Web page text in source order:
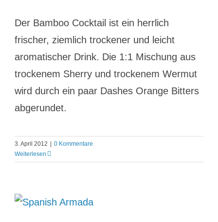
Der Bamboo Cocktail ist ein herrlich
frischer, ziemlich trockener und leicht
aromatischer Drink. Die 1:1 Mischung aus
trockenem Sherry und trockenem Wermut
wird durch ein paar Dashes Orange Bitters
abgerundet.
3. April 2012
0 Kommentare
Weiterlesen